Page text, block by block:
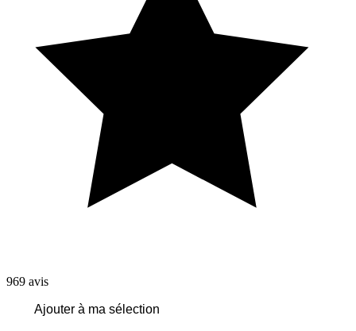
969 avis
Ajouter à ma sélection